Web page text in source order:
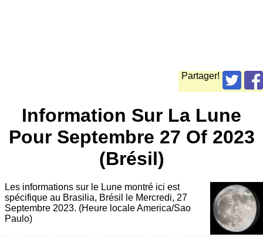
Partager!
Information Sur La Lune
Pour Septembre 27 Of 2023
(Brésil)
Les informations sur le Lune montré ici est
spécifique au Brasilia, Brésil le Mercredi, 27
Septembre 2023. (Heure locale America/Sao
Paulo)